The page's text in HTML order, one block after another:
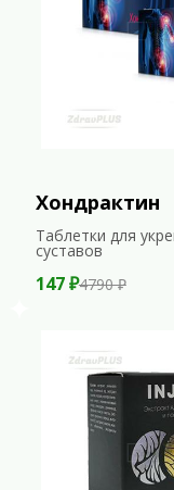
Хондрактин
Таблетки для
суставов
147 ₽4790 ₽